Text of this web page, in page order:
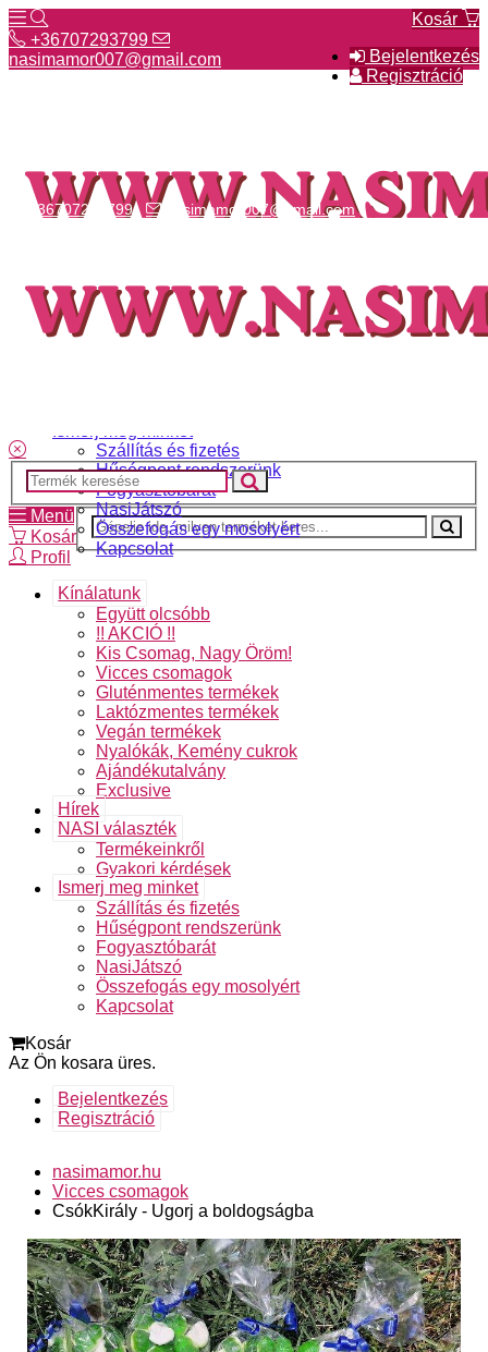
Kosár
Bejelentkezés
Regisztráció
+36707293799
nasimamor007@gmail.com
Szállítás és fizetés
Hűségpont rendszerünk
Fogyasztóbarát
NasiJátszó
Összefogás egy mosolyért
Kapcsolat
+36707293799 nasimamor007@gmail.com
Menü
Kosár
Profil
Kínálatunk
Együtt olcsóbb
!! AKCIÓ !!
Kis Csomag, Nagy Öröm!
Vicces csomagok
Gluténmentes termékek
Laktózmentes termékek
Vegán termékek
Nyalókák, Kemény cukrok
Ajándékutalvány
Exclusive
Hírek
NASI választék
Termékeinkről
Gyakori kérdések
Ismerj meg minket
Szállítás és fizetés
Hűségpont rendszerünk
Fogyasztóbarát
NasiJátszó
Összefogás egy mosolyért
Kapcsolat
Kosár
Az Ön kosara üres.
Bejelentkezés
Regisztráció
nasimamor.hu
Vicces csomagok
CsókKirály - Ugorj a boldogságba